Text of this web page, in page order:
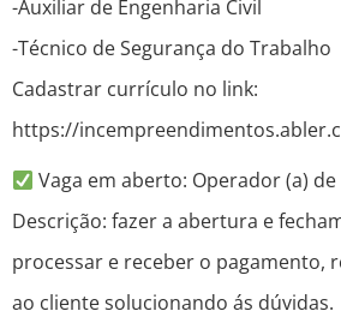
-Auxiliar de Engenharia Civil
-Técnico de Segurança do Trabalho
Cadastrar currículo no link:
https://
Vaga em aberto: Operador (a) de
Descrição: fazer a abertura e
processar e receber o pagamento,
ao cliente solucionando ás dúvidas.